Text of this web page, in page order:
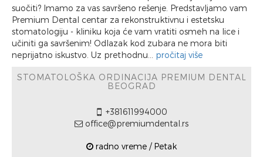
suočiti? Imamo za vas savršeno rešenje. Predstavljamo vam
Premium Dental centar za rekonstruktivnu i estetsku
stomatologiju - kliniku koja će vam vratiti osmeh na lice i
učiniti ga savršenim! Odlazak kod zubara ne mora biti
neprijatno iskustvo. Uz prethodnu... pročitaj više
STOMATOLOŠKA ORDINACIJA PREMIUM DENTAL
BEOGRAD
+381611994000
office@premiumdental.rs
radno vreme / Petak